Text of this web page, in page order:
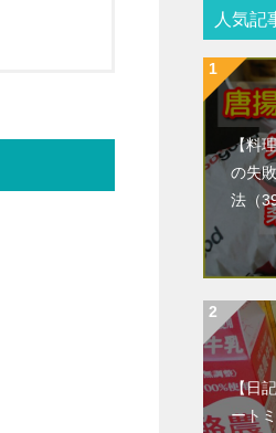
人気記
【料
の失
法 （
【日
ート